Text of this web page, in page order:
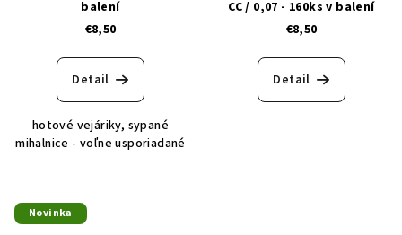
balení
€8,50
Detail
hotové vejáriky, sypané
mihalnice - voľne usporiadané
CC / 0,07 - 160ks v balení
€8,50
Detail
Novinka